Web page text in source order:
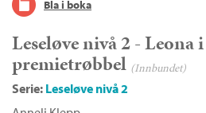
Bla i boka
Leseløve nivå 2 - Leona i
premietrøbbel (Innbundet)
Serie: Leseløve nivå 2